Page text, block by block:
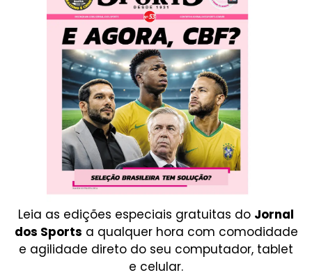
Leia as edições especiais gratuitas do Jornal
dos Sports a qualquer hora com comodidade
e agilidade direto do seu computador, tablet
e celular.